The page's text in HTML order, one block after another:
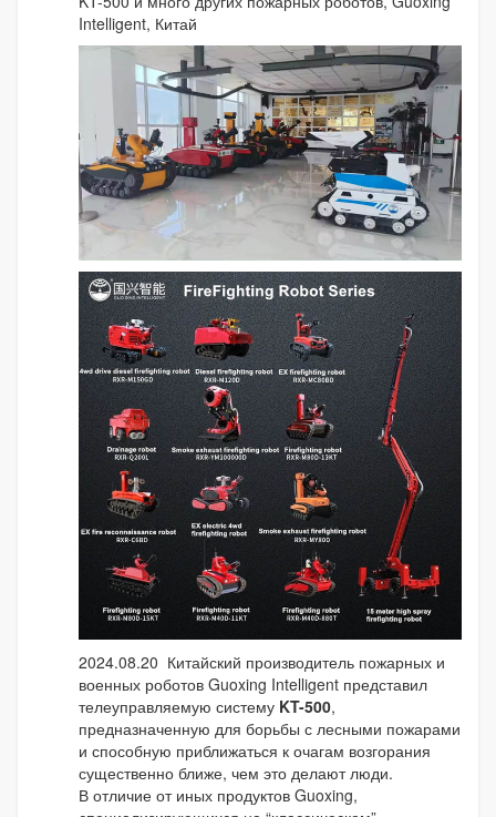
Intelligent, Китай
2024.08.20 Китайский производитель пожарных и
военных роботов Guoxing Intelligent представил
телеуправляемую систему KT-500,
предназначенную для борьбы с лесными пожарами
и способную приближаться к очагам возгорания
существенно ближе, чем это делают люди.
В отличие от иных продуктов Guoxing,